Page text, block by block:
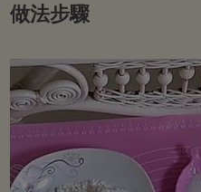
做法步驟